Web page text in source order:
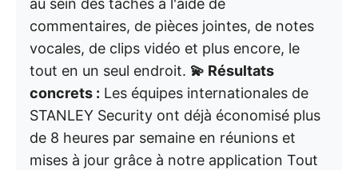
au sein des tâches à l'aide de
commentaires, de pièces jointes, de notes
vocales, de clips vidéo et plus encore, le
tout en un seul endroit. 💫 Résultats
concrets : Les équipes internationales de
STANLEY Security ont déjà économisé plus
de 8 heures par semaine en réunions et
mises à jour grâce à notre application Tout